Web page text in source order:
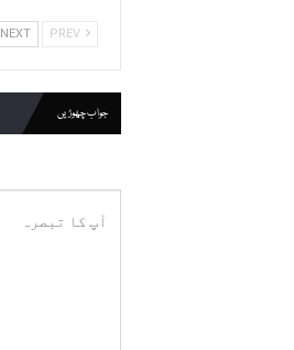
NEXT
جواب چھوڑیں